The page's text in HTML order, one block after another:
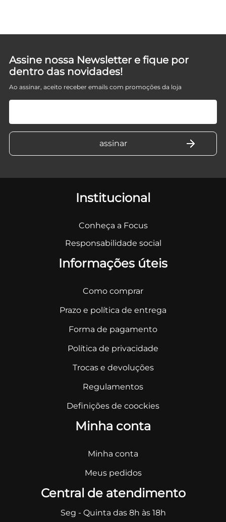
Assine nossa Newsletter e fique por
dentro das novidades!
Ao assinar, aceito receber emails com promoções da loja
Institucional
Conheça a Focus
Responsabilidade social
Informações úteis
Como comprar
Prazo e política de entrega
Forma de pagamento
Política de privacidade
Trocas e devoluções
Regulamentos
Definições de coockies
Minha conta
Minha conta
Meus pedidos
Central de atendimento
Seg - Quinta das 8h às 18h